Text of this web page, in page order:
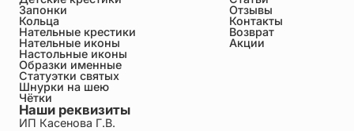
Запонки
Кольца
Нательные крестики
Нательные иконы
Настольные иконы
Образки именные
Статуэтки святых
Шнурки на шею
Чётки
Отзывы
Контакты
Возврат
Акции
Наши реквизиты
ИП Касенова Г.В.